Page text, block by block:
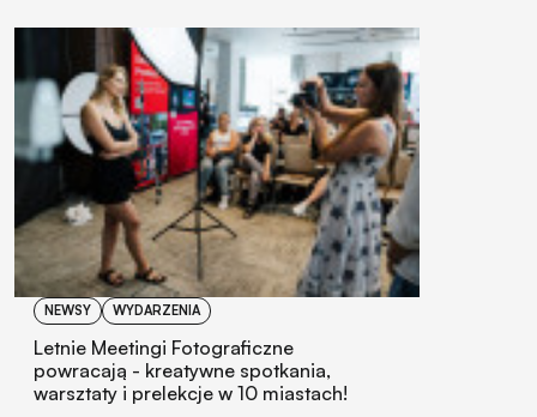
NEWSY WYDARZENIA
Letnie Meetingi Fotograficzne
powracają - kreatywne spotkania,
warsztaty i prelekcje w 10 miastach!